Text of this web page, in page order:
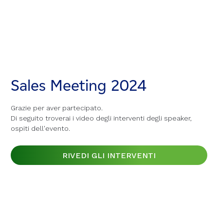
Sales Meeting 2024
Grazie per aver partecipato.
Di seguito troverai i video degli interventi degli speaker,
ospiti dell'evento.
RIVEDI GLI INTERVENTI
Sales Meeting 2024
Grazie per aver partecipato.
Di seguito troverai i video degli interventi degli speaker,
ospiti dell'evento.
RIVEDI GLI INTERVENTI
Sales Meeting 2024
Grazie per aver partecipato.
Di seguito troverai i video degli interventi degli speaker,
ospiti dell'evento.
RIVEDI GLI INTERVENTI